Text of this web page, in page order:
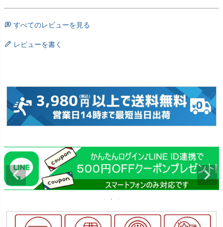
すべてのレビューを見る
レビューを書く